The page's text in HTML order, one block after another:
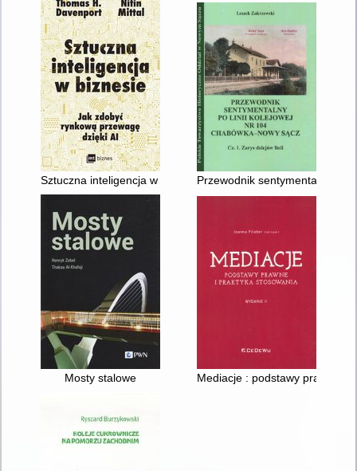
Sztuczna inteligencja w biznesie : jak zdobyć rynkową
Przewodnik sentymentalny po
Mosty stalowe Mediacje : podstawy prawne i